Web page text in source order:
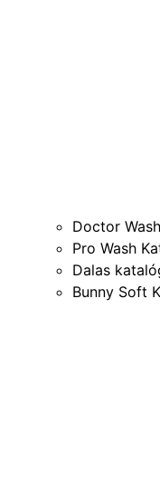
Doctor
Pro Wash
Dalas
Bunny Soft